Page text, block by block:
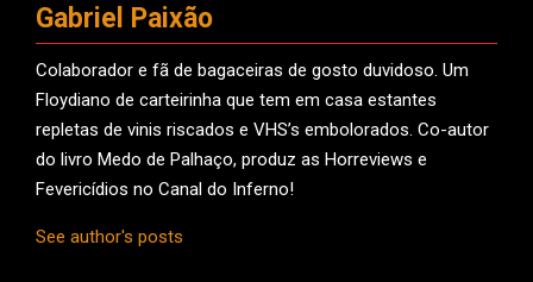
Gabriel Paixão
Colaborador e fã de bagaceiras de gosto duvidoso. Um
Floydiano de carteirinha que tem em casa estantes
repletas de vinis riscados e VHS’s embolorados. Co-autor
do livro Medo de Palhaço, produz as Horreviews e
Fevericídios no Canal do Inferno!
See author's posts